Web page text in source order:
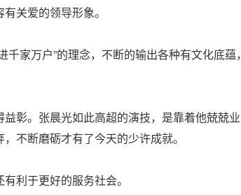
关爱的领导形象。
家万户”的理念，不断的输出各种有文化底蕴，
彰。张晨光如此高超的演技，是靠着他兢兢业
不断磨砺才有了今天的少许成就。
利于更好的服务社会。